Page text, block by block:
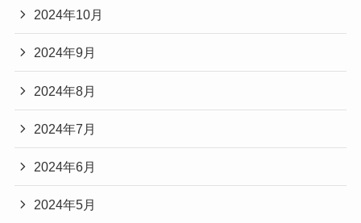
2024年10月
2024年9月
2024年8月
2024年7月
2024年6月
2024年5月